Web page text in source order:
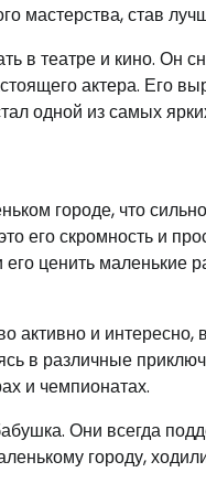
мастерства, став
в театре и кино. Он
актера. Его
одной из самых
городе, что
его скромность и
ценить маленькие
активно и
в различные
и чемпионатах.
Они всегда
городу,